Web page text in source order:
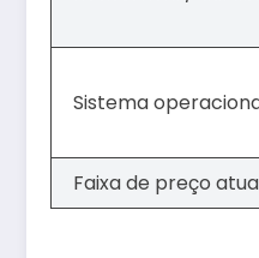
Sistema
Faixa de preço